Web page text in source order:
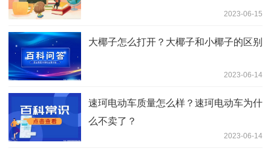
2023-06-15
大椰子怎么打开？大椰子和小椰子的区别
2023-06-14
速珂电动车质量怎么样？速珂电动车为什
么不卖了？
2023-06-14